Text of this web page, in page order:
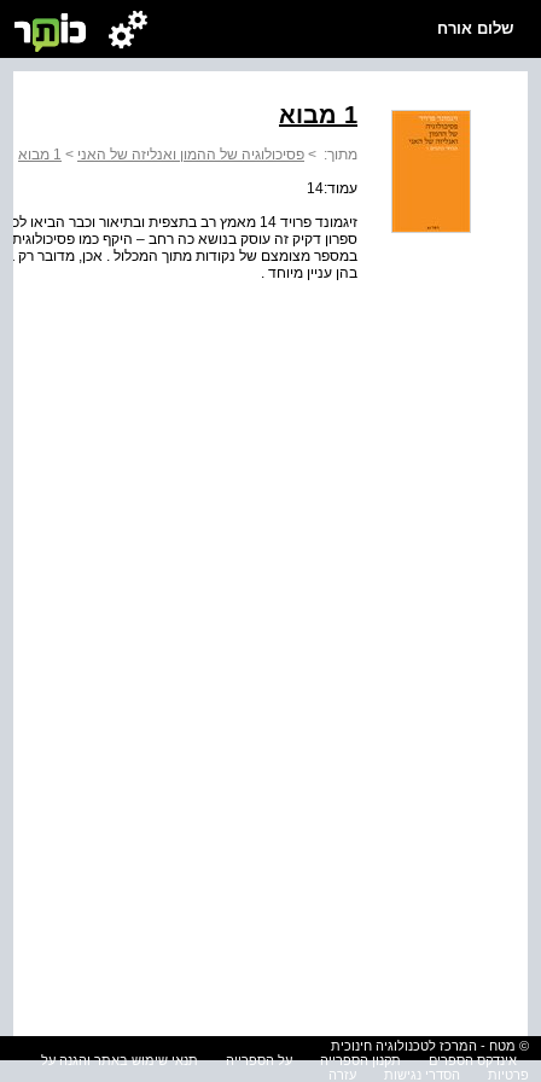
שלום אורח
1 מבוא
מתוך: > פסיכולוגיה של ההמון ואנליזה של האני > 1 מבוא
עמוד:14
זיגמונד פרויד 14 מאמץ רב בתצפית ובתיאור
ספרון דקיק זה עוסק בנושא כה רחב – היקף כמו פסיכולוגית
במספר מצומצם של נקודות מתוך המכלול . אכן, מדובר רק
בהן עניין מיוחד .
© מטח - המרכז לטכנולוגיה חינוכית
אינדקס הספרים
תקנון הספרייה על הספרייה
תנאי שימוש באתר והגנה על
פרטיות
הסדרי נגישות עזרה